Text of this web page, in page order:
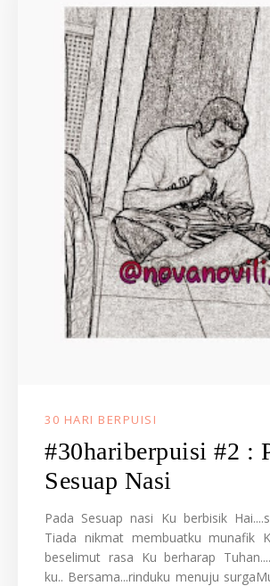
30 HARI BERPUISI
#30hariberpuisi #2 :
Sesuap Nasi
Pada Sesuap nasi Ku berbisik
Tiada nikmat membuatku munafik
beselimut rasa Ku berharap
ku.. Bersama...rinduku menuju